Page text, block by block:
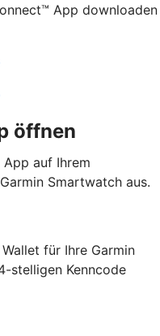
App downloaden
öffnen
auf Ihrem
Smartwatch aus.
für Ihre Garmin
stelligen Kenncode